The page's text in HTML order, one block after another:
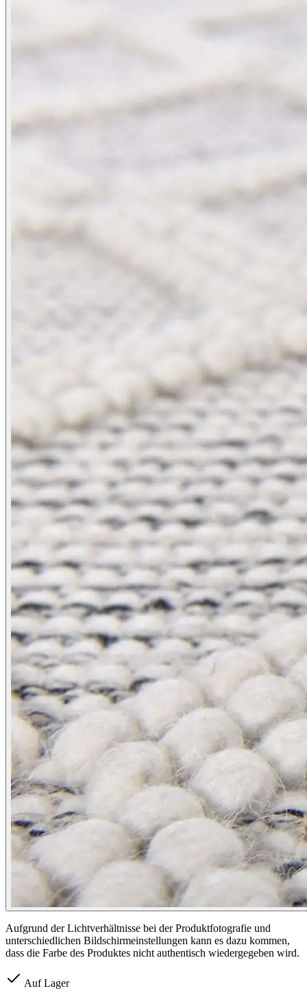
Aufgrund der Lichtverhältnisse bei der Produktfotografie und
unterschiedlichen Bildschirmeinstellungen kann es dazu kommen,
dass die Farbe des Produktes nicht authentisch wiedergegeben wird.
Auf Lager